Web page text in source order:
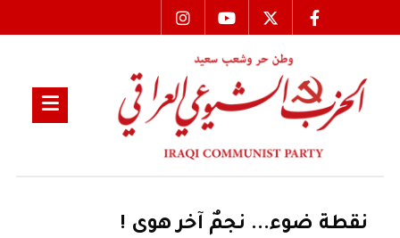
نقطة ضوء... نجمٌ آخر هوى !